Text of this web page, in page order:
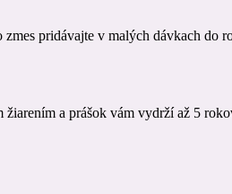
pridávajte v malých dávkach do
a prášok vám vydrží až 5